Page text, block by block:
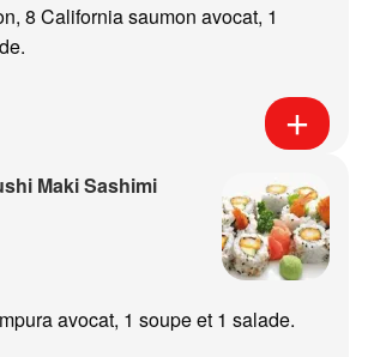
8 California saumon avocat, 1
Maki Sashimi
avocat, 1 soupe et 1 salade.